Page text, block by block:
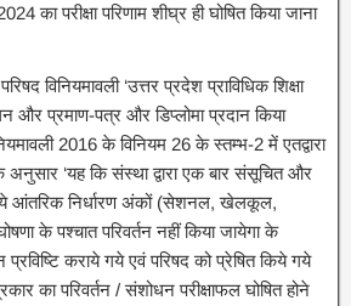
का परीक्षा परिणाम शीघ्र ही घोषित किया जाना
विनियमावली ‘उत्तर प्रदेश प्राविधिक शिक्षा
और प्रमाण-पत्र और डिप्लोमा प्रदान किया
2016 के विनियम 26 के स्तम्भ-2 में एतद्वारा
अनुसार ‘यह कि संस्था द्वारा एक बार संसूचित और
गये आंतरिक निर्धारण अंकों (सेशनल, खेलकूल,
के पश्चात परिवर्तन नहीं किया जायेगा के
प्रविष्टि कराये गये एवं परिषद को प्रेषित किये गये
का परिवर्तन / संशोधन परीक्षाफल घोषित होने